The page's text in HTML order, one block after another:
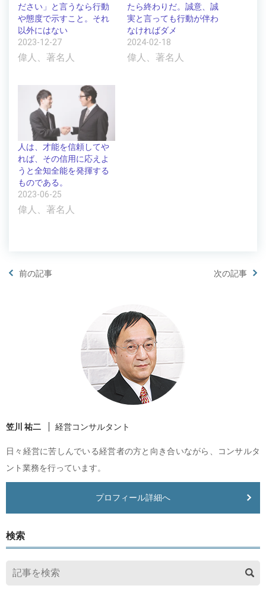
ださい」と言うなら行動
や態度で示すこと。それ
以外にはない
2023-12-27
偉人、著名人
たら終わりだ。誠意、誠
実と言っても行動が伴わ
なければダメ
2024-02-18
偉人、著名人
人は、才能を信頼してや
れば、その信用に応えよ
うと全知全能を発揮する
ものである。
2023-06-25
偉人、著名人
前の記事 次の記事
笠川 祐二 経営コンサルタント
日々経営に苦しんでいる経営者の方と向き合いながら、コンサルタ
ント業務を行っています。
プロフィール詳細へ
検索